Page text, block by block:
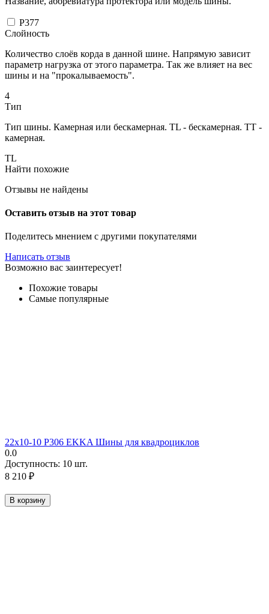
P377
Слойность
Количество слоёв корда в данной шине. Напрямую зависит
параметр нагрузка от этого параметра. Так же влияет на вес
шины и на "прокалываемость".
4
Тип
Тип шины. Камерная или бескамерная. TL - бескамерная. TT -
камерная.
TL
Найти похожие
Отзывы не найдены
Оставить отзыв на этот товар
Поделитесь мнением с другими покупателями
Написать отзыв
Возможно вас заинтересует!
Похожие товары
Самые популярные
22х10-10 P306 EKKA Шины для квадроциклов
0.0
Доступность: 10 шт.
8 210 ₽
В корзину